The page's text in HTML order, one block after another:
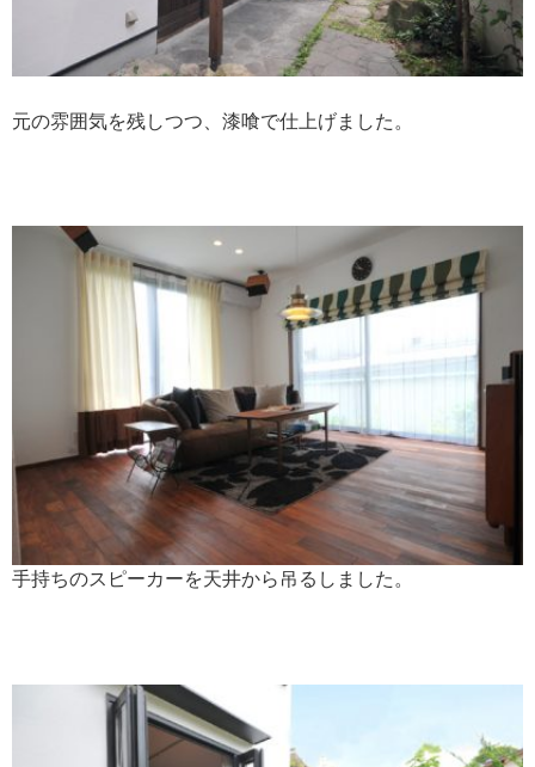
元の雰囲気を残しつつ、漆喰で仕上げました。
手持ちのスピーカーを天井から吊るしました。